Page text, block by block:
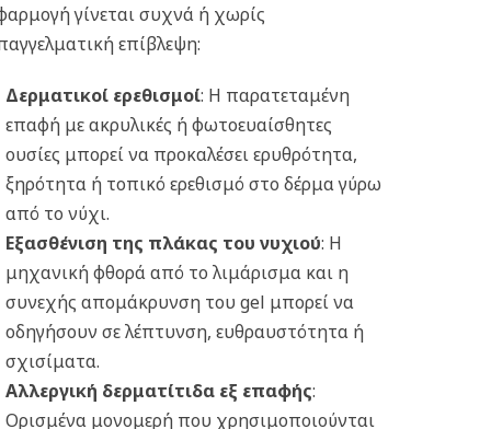
γίνεται συχνά ή χωρίς
επίβλεψη:
Δερματικοί ερεθισμοί: Η παρατεταμένη
επαφή με ακρυλικές ή φωτοευαίσθητες
ουσίες μπορεί να προκαλέσει ερυθρότητα,
ξηρότητα ή τοπικό ερεθισμό στο δέρμα γύρω
από το νύχι.
Εξασθένιση της πλάκας του νυχιού: Η
μηχανική φθορά από το λιμάρισμα και η
συνεχής απομάκρυνση του gel μπορεί να
οδηγήσουν σε λέπτυνση, ευθραυστότητα ή
σχισίματα.
Αλλεργική δερματίτιδα εξ επαφής:
Ορισμένα μονομερή που χρησιμοποιούνται